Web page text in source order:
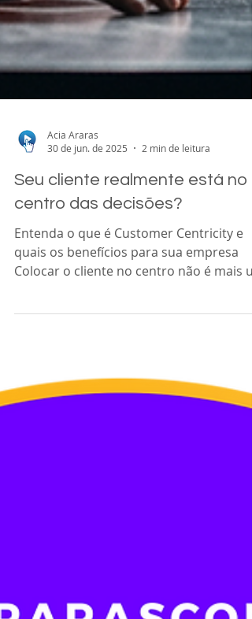
Acia Araras
centro das decisões?
Entenda o que é Customer Centricity e
Colocar o cliente no centro não é mais